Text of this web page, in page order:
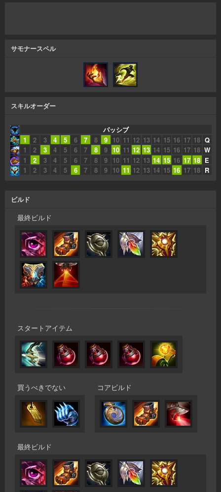
サモナースペル
スキルオーダー
パッシブ
1
2 3 4 5 6 7 8 9 10 11 12 13 14 15 16 17 18 Q
1
2 3 4 5 6 7 8 9 10 11 12 13 14 15 16 17 18 W
1
2 3 4 5 6 7 8 9 10 11 12 13 14 15 16 17 18 E
1
2 3 4 5 6 7 8 9 10 11 12 13 14 15 16 17 18 R
ビルド
最終ビルド
スタートアイテム
買うべきでない コアビルド
最終ビルド